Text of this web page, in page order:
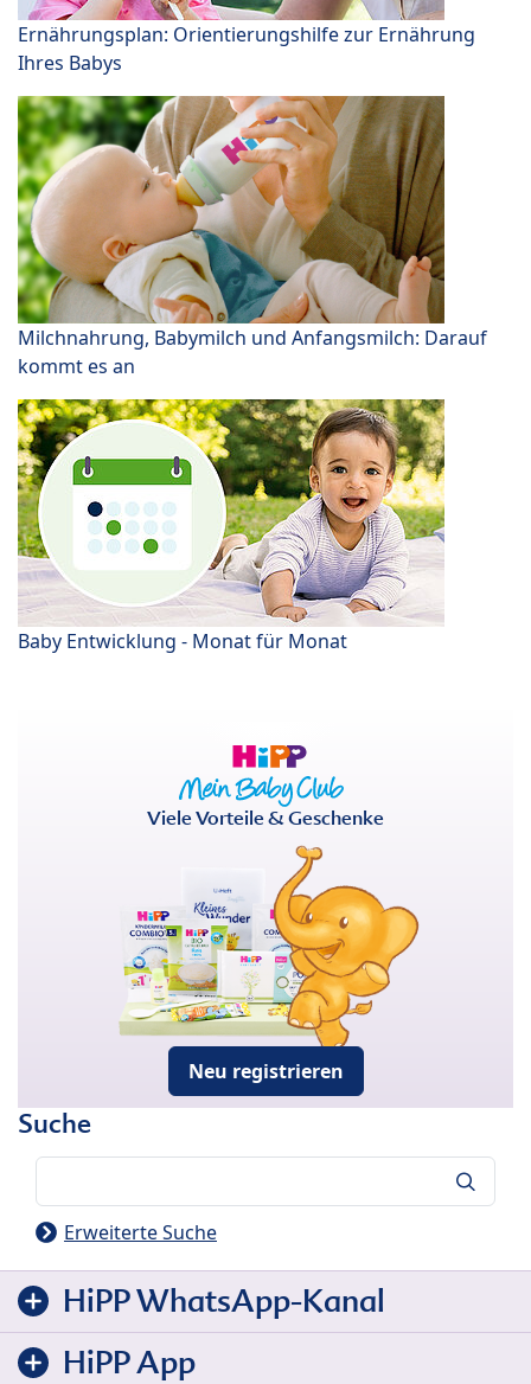
Ernährungsplan: Orientierungshilfe zur Ernährung
Ihres Babys
Milchnahrung, Babymilch und Anfangsmilch: Darauf
kommt es an
Baby Entwicklung - Monat für Monat
Viele Vorteile & Geschenke
Neu registrieren
Suche
Erweiterte Suche
HiPP WhatsApp-Kanal
HiPP App